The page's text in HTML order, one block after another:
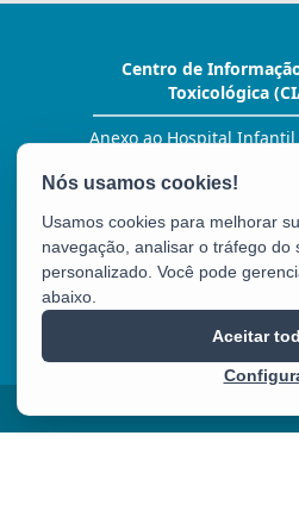
Centro de
Toxicológica
Anexo ao Hospital Infantil
Tel.: (27) 3636-7503 /
Atendimento
Usamos cookies para melhorar
navegação, analisar o tráfego do
personalizado. Você pode
abaixo.
Aceitar